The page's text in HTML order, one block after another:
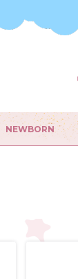
NEWBORN